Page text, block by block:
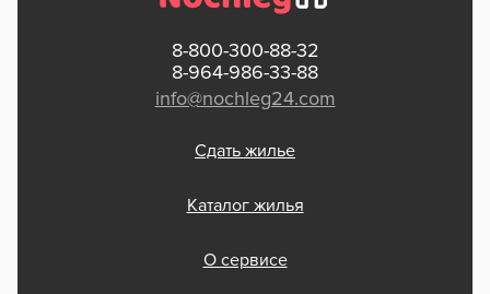
8-800-300-88-32
8-964-986-33-88
info@nochleg24.com
Сдать жилье
Каталог жилья
О сервисе